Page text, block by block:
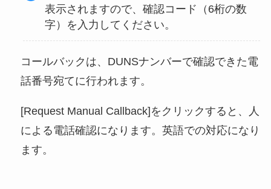
表示されますので、確認コード（6桁の数
字）を入力してください。
コールバックは、DUNSナンバーで確認できた電
話番号宛てに行われます。
[Request Manual Callback]をクリックすると、人
による電話確認になります。英語での対応になり
ます。